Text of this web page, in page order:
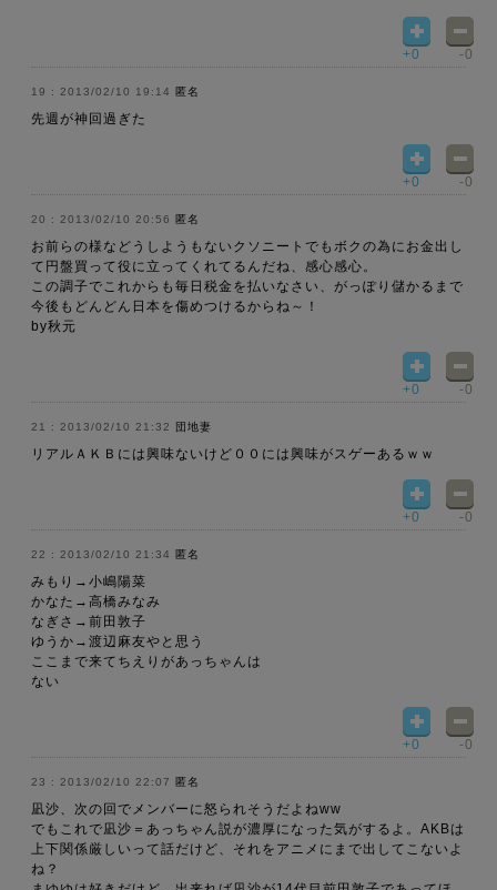
+0 -0
2013/02/10 19:14 匿名
先週が神回過ぎた
+0 -0
2013/02/10 20:56 匿名
お前らの様などうしようもないクソニートでもボクの為にお金出し
て円盤買って役に立ってくれてるんだね、感心感心。
この調子でこれからも毎日税金を払いなさい、がっぽり儲かるまで
今後もどんどん日本を傷めつけるからね～！
by秋元
+0 -0
2013/02/10 21:32 団地妻
リアルＡＫＢには興味ないけど００には興味がスゲーあるｗｗ
+0 -0
2013/02/10 21:34 匿名
みもり→小嶋陽菜
かなた→高橋みなみ
なぎさ→前田敦子
ゆうか→渡辺麻友やと思う
ここまで来てちえりがあっちゃんは
ない
+0 -0
2013/02/10 22:07 匿名
凪沙、次の回でメンバーに怒られそうだよねww
でもこれで凪沙＝あっちゃん説が濃厚になった気がするよ。AKBは
上下関係厳しいって話だけど、それをアニメにまで出してこないよ
ね？